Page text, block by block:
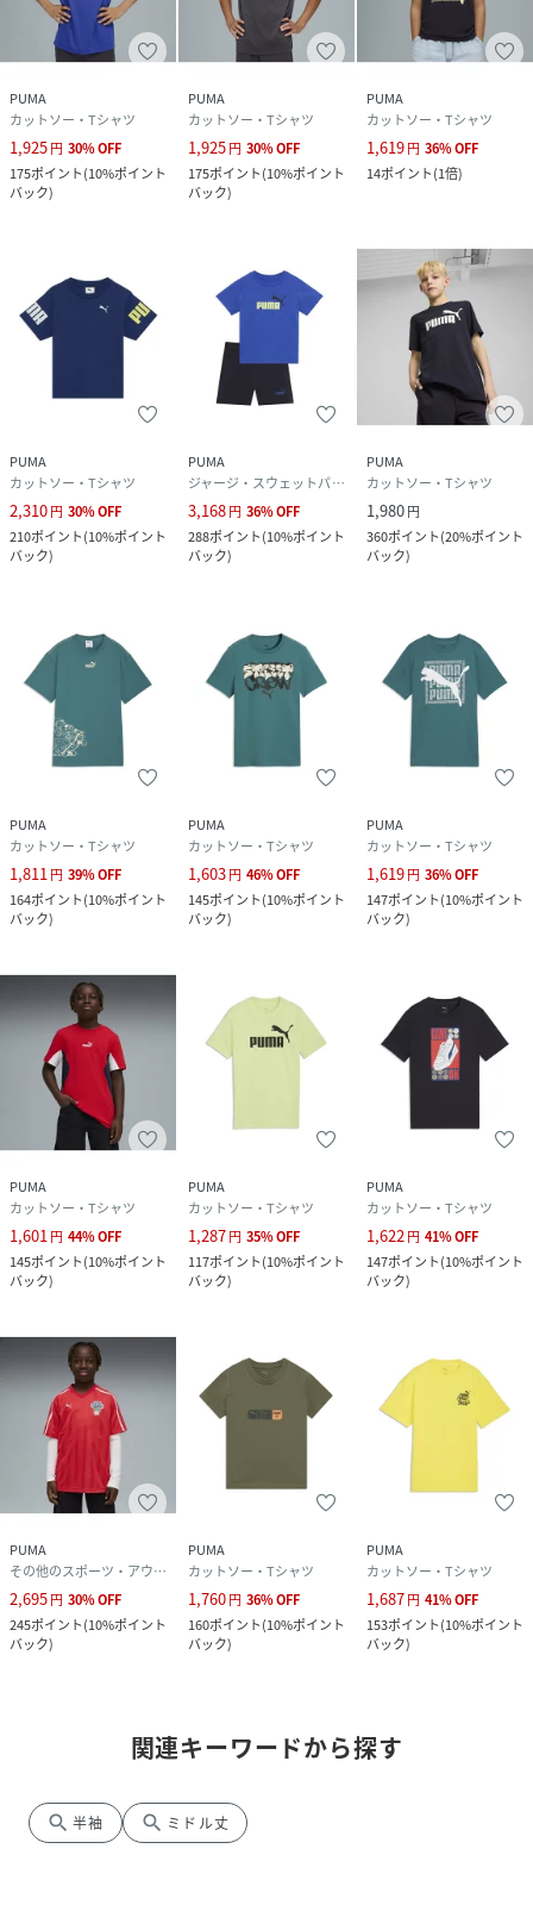
PUMA
カットソー・Tシャツ
1,925円 30%OFF
175ポイント(10%ポイント
バック)
PUMA
カットソー・Tシャツ
1,925円 30%OFF
175ポイント(10%ポイント
バック)
PUMA
カットソー・Tシャツ
1,619円 36%OFF
14ポイント(1倍)
PUMA
カットソー・Tシャツ
2,310円 30%OFF
210ポイント(10%ポイント
バック)
PUMA
ジャージ・スウェットパンツ
3,168円 36%OFF
288ポイント(10%ポイント
バック)
PUMA
カットソー・Tシャツ
1,980円
360ポイント(20%ポイント
バック)
PUMA
カットソー・Tシャツ
1,811 円 39%OFF
164ポイント(10%ポイント
バック)
PUMA
カットソー・Tシャツ
1,603円 46%OFF
145ポイント(10%ポイント
バック)
PUMA
カットソー・Tシャツ
1,619円 36%OFF
147ポイント(10%ポイント
バック)
PUMA
カットソー・Tシャツ
1,601円 44%OFF
145ポイント(10%ポイント
バック)
PUMA
カットソー・Tシャツ
1,287円 35%OFF
117ポイント(10%ポイント
バック)
PUMA
カットソー・Tシャツ
1,622円 41%OFF
147ポイント(10%ポイント
バック)
PUMA
その他のスポーツ・アウトドア用品
2,695円 30%OFF
245ポイント(10%ポイント
バック)
PUMA
カットソー・Tシャツ
1,760円 36%OFF
160ポイント(10%ポイント
バック)
PUMA
カットソー・Tシャツ
1,687円 41%OFF
153ポイント(10%ポイント
バック)
関連キーワードから探す
search 半袖 search ミドル丈